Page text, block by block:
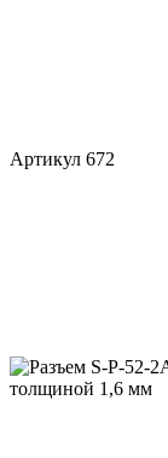
Артикул 672